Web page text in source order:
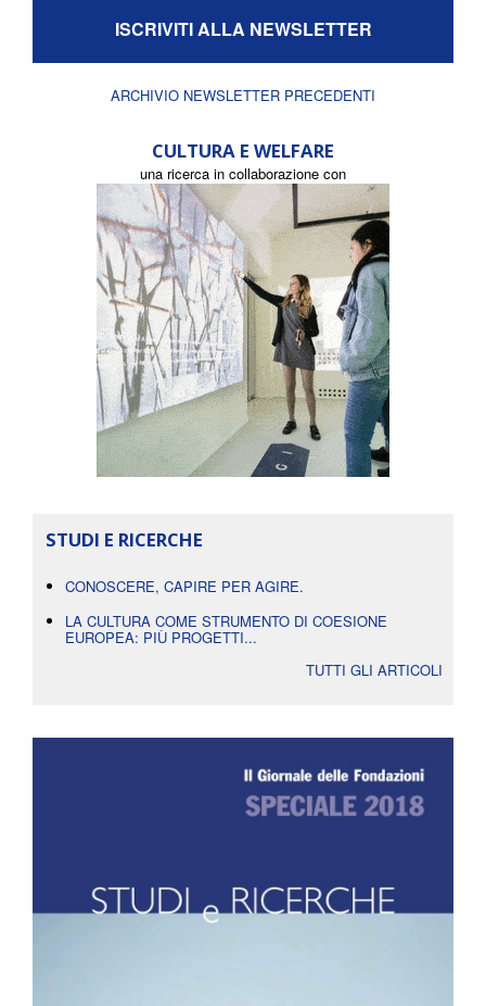
ISCRIVITI ALLA NEWSLETTER
ARCHIVIO NEWSLETTER PRECEDENTI
CULTURA E WELFARE
una ricerca in collaborazione con
STUDI E RICERCHE
CONOSCERE, CAPIRE PER AGIRE.
LA CULTURA COME STRUMENTO DI COESIONE
EUROPEA: PIÙ PROGETTI...
TUTTI GLI ARTICOLI